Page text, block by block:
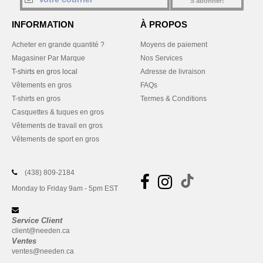
INFORMATION
Acheter en grande quantité ?
Magasiner Par Marque
T-shirts en gros local
Vêtements en gros
T-shirts en gros
Casquettes & tuques en gros
Vêtements de travail en gros
Vêtements de sport en gros
À PROPOS
Moyens de paiement
Nos Services
Adresse de livraison
FAQs
Termes & Conditions
(438) 809-2184
Monday to Friday 9am - 5pm EST
Service Client
client@needen.ca
Ventes
ventes@needen.ca